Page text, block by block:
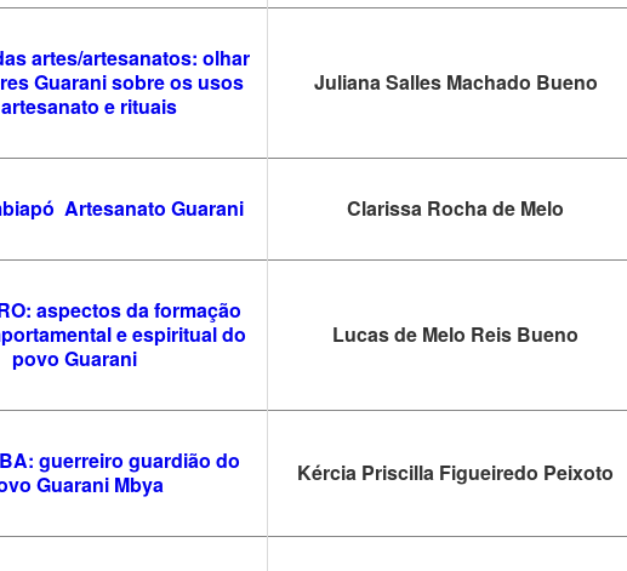
artes/artesanatos: olhar
Guarani sobre os usos
e rituais
Juliana Salles Machado Bueno
Artesanato Guarani Clarissa Rocha de Melo
aspectos da formação
e espiritual do
povo Guarani
Lucas de Melo Reis Bueno
guerreiro guardião do
Guarani Mbya
Kércia Priscilla Figueiredo Peixoto